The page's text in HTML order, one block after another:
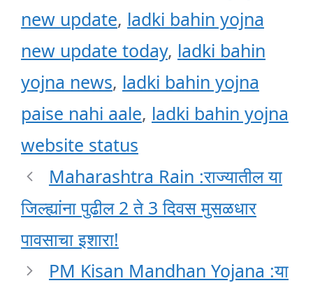
new update, ladki bahin yojna
new update today, ladki bahin
yojna news, ladki bahin yojna
paise nahi aale, ladki bahin yojna
website status
Maharashtra Rain :राज्यातील या
जिल्ह्यांना पुढील 2 ते 3 दिवस मुसळधार
पावसाचा इशारा!
PM Kisan Mandhan Yojana :या